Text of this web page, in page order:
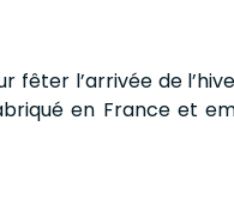
fêter l’arrivée de
en France et